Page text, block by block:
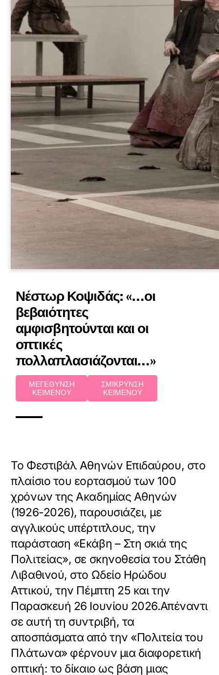
Νέστωρ Κοψιδάς: «…οι
βεβαιότητες
αμφισβητούνται και οι
οπτικές
πολλαπλασιάζονται…»
ΜΕΓΕΘΥΝΣΗ
ΚΕΙΜΕΝΟΥ
ΣΜΙΚΡΥΝΣΗ
ΚΕΙΜΕΝΟΥ
To Φεστιβάλ Αθηνών Επιδαύρου, στο
πλαίσιο του εορτασμού των 100
χρόνων της Ακαδημίας Αθηνών
(1926-2026), παρουσιάζει, με
αγγλικούς υπέρτιτλους, την
παράσταση «Εκάβη – Στη σκιά της
Πολιτείας», σε σκηνοθεσία του Στάθη
Λιβαθινού, στο Ωδείο Ηρώδου
Αττικού, την Πέμπτη 25 και την
Παρασκευή 26 Ιουνίου 2026.Απέναντι
σε αυτή τη συντριβή, τα
αποσπάσματα από την «Πολιτεία του
Πλάτωνα» φέρνουν μια διαφορετική
οπτική: το δίκαιο ως βάση μιας